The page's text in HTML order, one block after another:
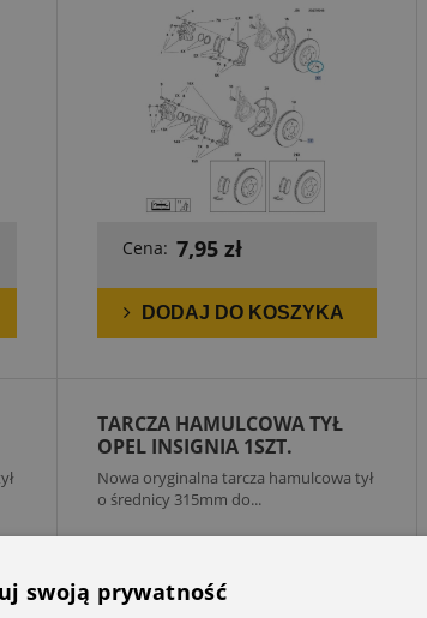
Cena: 7,95 zł
DODAJ DO KOSZYKA
TARCZA HAMULCOWA TYŁ
OPEL INSIGNIA 1SZT.
Nowa oryginalna tarcza hamulcowa tył
o średnicy 315mm do...
swoją prywatność